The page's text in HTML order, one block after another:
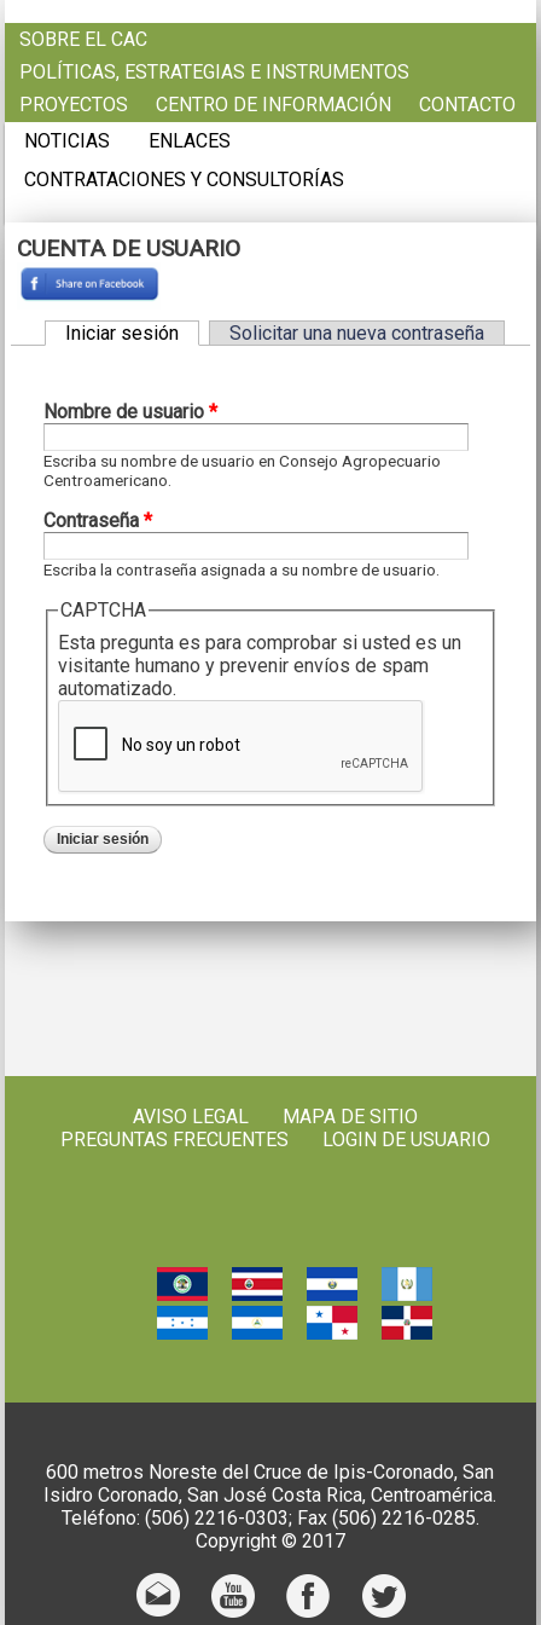
SOBRE EL CAC
POLÍTICAS, ESTRATEGIAS E INSTRUMENTOS
PROYECTOS
CENTRO DE INFORMACIÓN
CONTACTO
NOTICIAS
ENLACES
CONTRATACIONES Y CONSULTORÍAS
CUENTA DE USUARIO
Iniciar sesión (solapa activa)
Solicitar una nueva contraseña
Nombre de usuario*
Escriba su nombre de usuario en Consejo Agropecuario
Centroamericano.
Contraseña*
Escriba la contraseña asignada a su nombre de usuario.
CAPTCHA
Esta pregunta es para comprobar si usted es un
visitante humano y prevenir envíos de spam
automatizado.
AVISO LEGAL
MAPA DE SITIO
PREGUNTAS FRECUENTES
LOGIN DE USUARIO
600 metros Noreste del Cruce de Ipis-Coronado, San
Isidro Coronado, San José Costa Rica, Centroamérica.
Teléfono: (506) 2216-0303; Fax (506) 2216-0285.
Copyright © 2017